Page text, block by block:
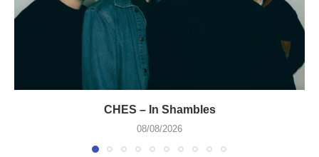
CHES – In Shambles
08/08/2026